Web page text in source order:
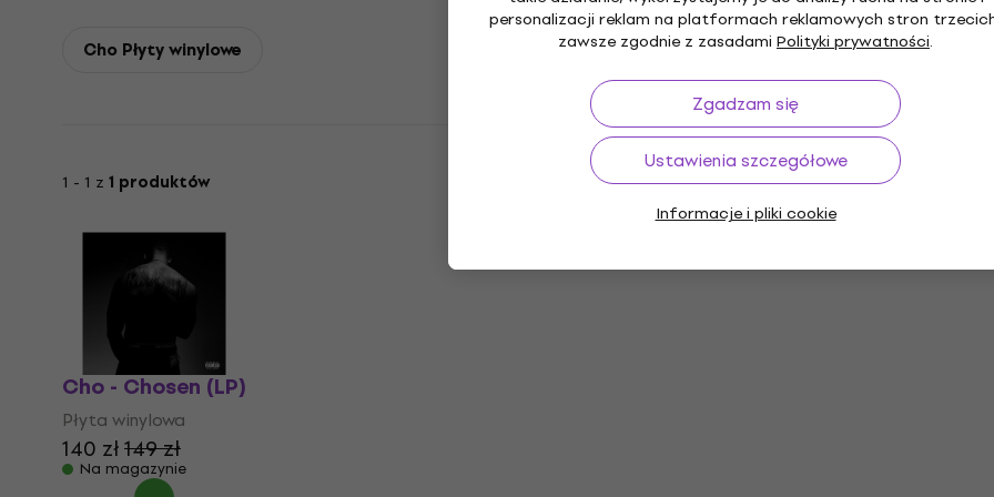
personalizacji reklam na platformach reklamowych stron
zawsze zgodnie z zasadami Polityki prywatności.
Zgadzam się
Ustawienia szczegółowe
Informacje i pliki cookie
Cho Płyty winylowe
1 - 1 z 1 produktów
Cho - Chosen (LP)
Płyta winylowa
140 zł149 zł
Na magazynie